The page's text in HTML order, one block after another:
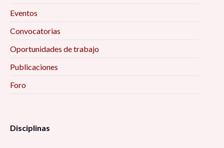
Eventos
Convocatorias
Oportunidades de trabajo
Publicaciones
Foro
Disciplinas